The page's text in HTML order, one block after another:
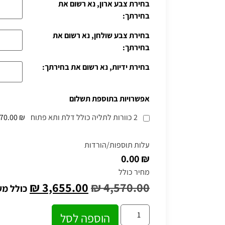
בחירת צבע ארון, נא רשום את
בחירתך:
בחירת צבע שולחן, נא רשום את
בחירתך:
בחירת ידיות, נא רשום את בחירתך:
אפשרויות בתוספת תשלום
2 כוורות לתליה כולל דלת ותא פתוח
₪ 770.00
עלות תוספות/הורדות
₪ 0.00
מחיר כולל
₪4,570.00
₪3,655.00 כולל
הוספה לסל